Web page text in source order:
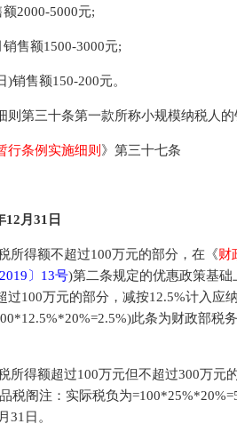
2000-5000元;
售额1500-3000元;
销售额150-200元。
则第三十条第一款所称小规模纳税人
行条例实施细则 》第三十七条
12月31日
所得额不超过100万元的部分，在《财
〕13号)第二条规定的优惠政策基
过100万元的部分，减按12.5%计入应
此条为财政部税
所得额超过100万元但不超过300万元
税阁注：实际税负为
31日。